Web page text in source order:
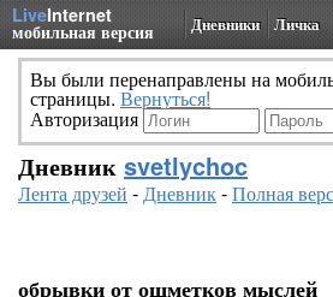
LiveInternet
мобильная версия Дневники Личка
Вы были перенаправлены на
страницы. Вернуться!
Авторизация
Дневник svetlychoc
Лента друзей -Дневник-Полная
обрывки от ошметков мыслей